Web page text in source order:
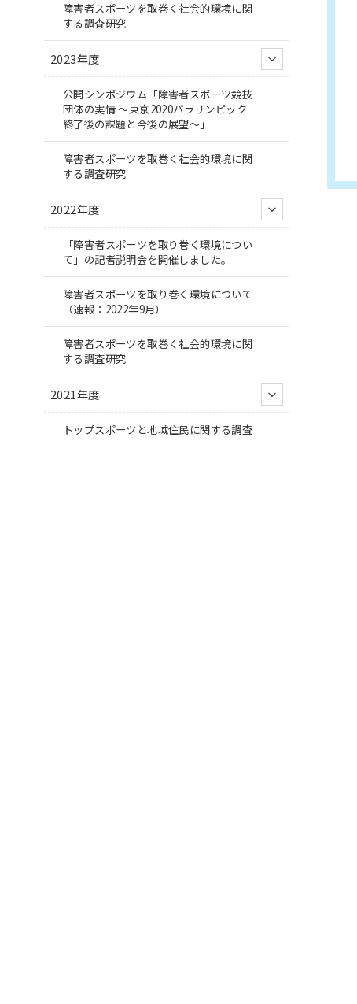
障害者スポーツを取巻く社会的環境に関
する調査研究
2023年度
公開シンポジウム「障害者スポーツ競技
団体の実情 ～東京2020パラリンピック
終了後の課題と今後の展望～」
障害者スポーツを取巻く社会的環境に関
する調査研究
2022年度
「障害者スポーツを取り巻く環境につい
て」の記者説明会を開催しました。
障害者スポーツを取り巻く環境について
（速報：2022年9月）
障害者スポーツを取巻く社会的環境に関
する調査研究
2021年度
トップスポーツと地域住民に関する調査